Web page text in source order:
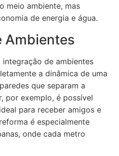
meio ambiente, mas
de energia e água.
Ambientes
de ambientes
a dinâmica de uma
que separam a
por exemplo, é possível
para receber amigos e
é especialmente
onde cada metro